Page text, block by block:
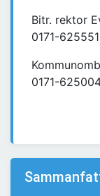
Bitr. rektor
0171-625551
0171-